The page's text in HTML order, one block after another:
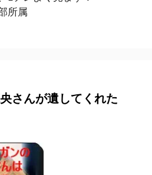
所属
さんが遺してくれた